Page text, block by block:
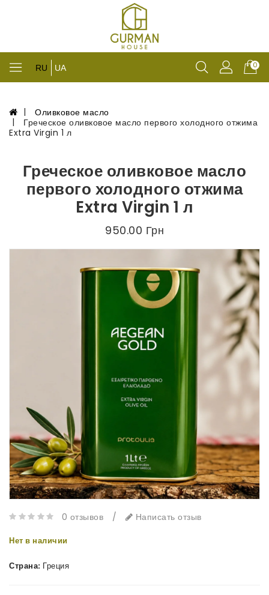
RU UA 0
Оливковое масло
Греческое оливковое масло первого холодного отжима
Extra Virgin 1 л
Греческое оливковое масло
первого холодного отжима
Extra Virgin 1 л
950.00 Грн
0 отзывов / Написать отзыв
Нет в наличии
Страна: Греция